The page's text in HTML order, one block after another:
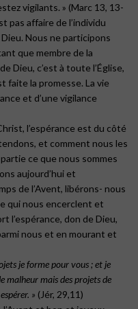
vigilants. » (Marc 13, 13-
pas affaire de l’individu
Nous ne participons
que membre de la
Dieu, c’est à toute l’Église,
faite la promesse. La vie
et d’une vigilance
l’espérance est du côté
et comment nous les
ce que nous sommes
aujourd’hui et
de l’Avent, libérons- nous
qui nous encerclent et
l’espérance, don de Dieu,
nous et en mourant et
je forme pour vous ; et je
malheur mais des projets de
» (Jér, 29,11)